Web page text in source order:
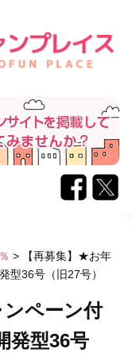
>
【再募集】★お年
型36号（旧27号）
ンペーン付
発型36号